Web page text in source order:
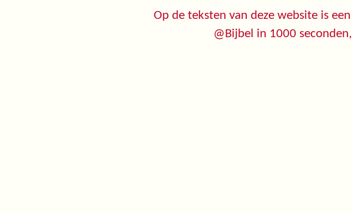
Op de teksten van deze website is een
@Bijbel in 1000